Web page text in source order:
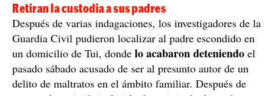
Retiran la custodia a sus padres
Después de varias indagaciones, los investigadores de la
Guardia Civil pudieron localizar al padre escondido en
un domicilio de Tui, donde lo acabaron deteniendo el
pasado sábado acusado de ser al presunto autor de un
delito de maltratos en el ámbito familiar. Después de